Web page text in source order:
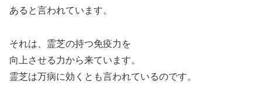
あると言われています。
それは、霊芝の持つ免疫力を
向上させる力から来ています。
霊芝は万病に効くとも言われているのです。